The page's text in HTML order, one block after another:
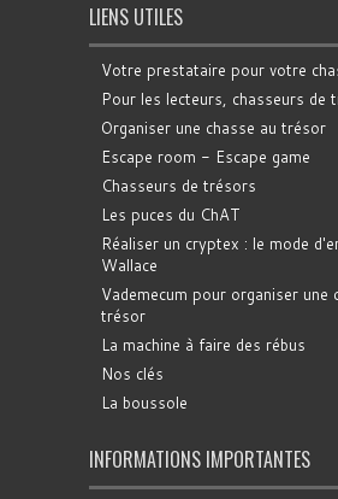
LIENS UTILES
Votre prestataire pour votre
Pour les lecteurs, chasseurs de
Organiser une chasse au trésor
Escape room - Escape game
Chasseurs de trésors
Les puces du ChAT
Réaliser un cryptex : le mode
Wallace
Vademecum pour organiser une
trésor
La machine à faire des rébus
Nos clés
La boussole
INFORMATIONS IMPORTANTES